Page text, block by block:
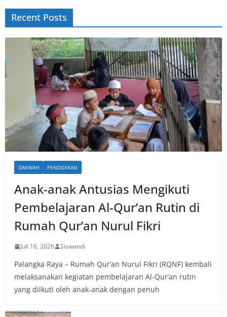
Recent Posts
DAKWAH PENDIDIKAN
Anak-anak Antusias Mengikuti
Pembelajaran Al-Qur’an Rutin di
Rumah Qur’an Nurul Fikri
Juli 16, 2026 Siswandi
Palangka Raya – Rumah Qur’an Nurul Fikri (RQNF) kembali
melaksanakan kegiatan pembelajaran Al-Qur’an rutin
yang diikuti oleh anak-anak dengan penuh